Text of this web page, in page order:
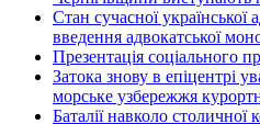
Стан сучасної української
введення адвокатської
Презентація соціального
Затока знову в епіцентрі
морське узбережжя
Баталії навколо столичної